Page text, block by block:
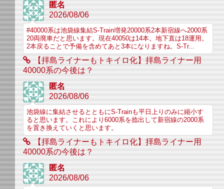
匿名
2026/08/06
#40000系は池袋線集結S-Train増発20000系2本新宿線へ2000系
20両廃車だと思います。現在40050は14本。地下直は18運用。
2本戻ることで予備を含めてあと3本になりますね。S-Tr...
【拝島ライナーもトキイロ化】拝島ライナー用
40000系の今後は？
匿名
2026/08/06
池袋線に集結させるとともにS-Trainも平日上りのみに縮小す
ると思います。これにより6000系を捻出して新宿線の2000系
を置き換えていくと思います。
【拝島ライナーもトキイロ化】拝島ライナー用
40000系の今後は？
匿名
2026/08/06